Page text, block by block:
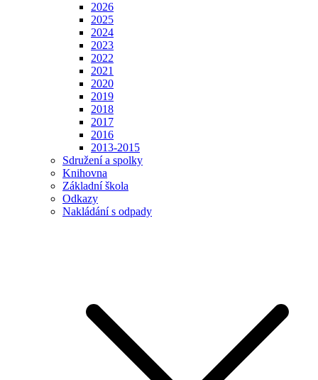
2026
2025
2024
2023
2022
2021
2020
2019
2018
2017
2016
2013-2015
Sdružení a spolky
Knihovna
Základní škola
Odkazy
Nakládání s odpady